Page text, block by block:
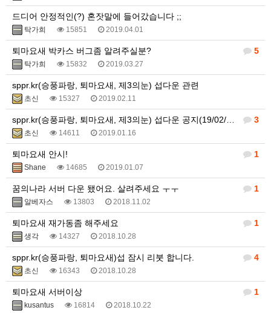
드디어 안정적인(?) 혼잣말에 들어갔습니다 ;;
탁가희 15851 2019.04.01
5
퇴마요새 박카스 버그좀 알려주실분?
탁가희 15832 2019.03.27
sppr.kr(승풍파랑, 퇴마요새, 제3의눈) 섭다운 관련
초신 15327 2019.02.11
3
sppr.kr(승풍파랑, 퇴마요새, 제3의눈) 섭다운 공지(19/02/09)
초신 14611 2019.01.16
1
퇴마요새 안시!
Shane 14685 2019.01.07
1
꿈의나라 서버 다운 됐어요. 살려주세요 ㅜㅜ
알베자스 13803 2018.11.02
1
퇴마요새 재가동좀 해주세요
생각 14327 2018.10.28
4
sppr.kr(승풍파랑, 퇴마요새)섭 잠시 리붓 합니다.
초신 16343 2018.10.28
1
퇴마요새 서버이상
kusantus 16814 2018.10.22